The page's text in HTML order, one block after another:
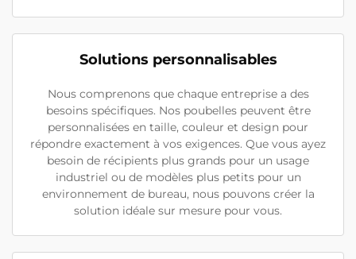
Solutions personnalisables
Nous comprenons que chaque entreprise a des
besoins spécifiques. Nos poubelles peuvent être
personnalisées en taille, couleur et design pour
répondre exactement à vos exigences. Que vous ayez
besoin de récipients plus grands pour un usage
industriel ou de modèles plus petits pour un
environnement de bureau, nous pouvons créer la
solution idéale sur mesure pour vous.